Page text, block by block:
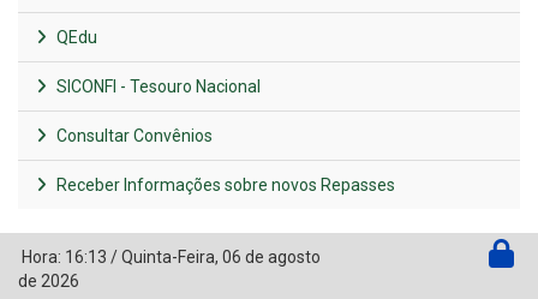
QEdu
SICONFI - Tesouro Nacional
Consultar Convênios
Receber Informações sobre novos Repasses
Hora: 16:13 /Quinta-Feira, 06 de agosto
de 2026